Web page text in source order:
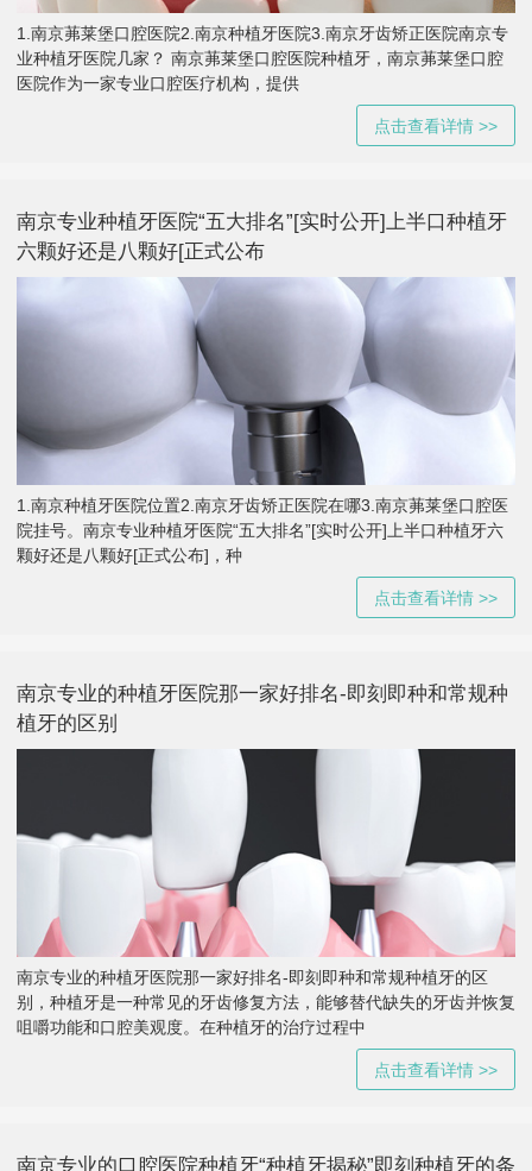
1.南京茀莱堡口腔医院2.南京种植牙医院3.南京牙齿矫正医院南京专
业种植牙医院几家？ 南京茀莱堡口腔医院种植牙，南京茀莱堡口腔
医院作为一家专业口腔医疗机构，提供
点击查看详情 >>
南京专业种植牙医院“五大排名”[实时公开]上半口种植牙
六颗好还是八颗好[正式公布
1.南京种植牙医院位置2.南京牙齿矫正医院在哪3.南京茀莱堡口腔医
院挂号。南京专业种植牙医院“五大排名”[实时公开]上半口种植牙六
颗好还是八颗好[正式公布]，种
点击查看详情 >>
南京专业的种植牙医院那一家好排名-即刻即种和常规种
植牙的区别
南京专业的种植牙医院那一家好排名-即刻即种和常规种植牙的区
别，种植牙是一种常见的牙齿修复方法，能够替代缺失的牙齿并恢复
咀嚼功能和口腔美观度。在种植牙的治疗过程中
点击查看详情 >>
南京专业的口腔医院种植牙“种植牙揭秘”即刻种植牙的条